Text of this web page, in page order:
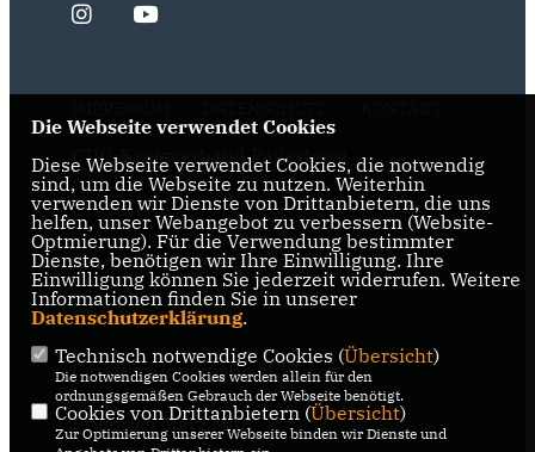
CDU-Kreisverband Paderborn
CDU-NRW
Bernhard Hoppe-Biermeyer MdL
CDU Deutschlands
Carsten Linnemann MdB
Friedrich Merz MdB
Die Webseite verwendet Cookies
Diese Webseite verwendet Cookies, die notwendig
sind, um die Webseite zu nutzen. Weiterhin
verwenden wir Dienste von Drittanbietern, die uns
helfen, unser Webangebot zu verbessern (Website-
Optmierung). Für die Verwendung bestimmter
Dienste, benötigen wir Ihre Einwilligung. Ihre
Einwilligung können Sie jederzeit widerrufen. Weitere
Informationen finden Sie in unserer
Datenschutzerklärung.
Technisch notwendige Cookies (Übersicht)
Die notwendigen Cookies werden allein für den
ordnungsgemäßen Gebrauch der Webseite benötigt.
Cookies von Drittanbietern (Übersicht)
Zur Optimierung unserer Webseite binden wir Dienste und